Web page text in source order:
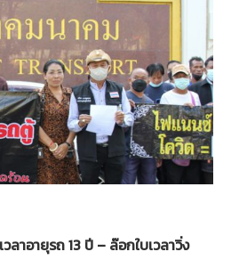
าอายุรถ 13 ปี – ล๊อกใบเวลาวิ่ง